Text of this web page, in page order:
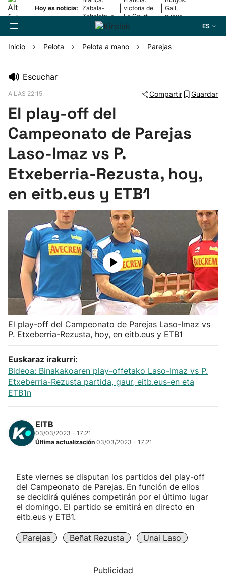
Hoy es noticia: Zabala-
Zabaleta, a
la final
victoria de
Le Court-
Pienaar
Gall,
nuevo
ES
Pelota
Remo
Ciclismo
Herri-kirolak
Balonmano
Kirolak 360
Atletismo
Más deportes
"Helmuga"
Inicio Pelota Pelota a mano Parejas
Escuchar
A LAS 22:15 Compartir Guardar
El play-off del
Campeonato de Parejas
Laso-Imaz vs P.
Etxeberria-Rezusta, hoy,
en eitb.eus y ETB1
El play-off del Campeonato de Parejas Laso-Imaz vs
P. Etxeberria-Rezusta, hoy, en eitb.eus y ETB1
Euskaraz irakurri:
Bideoa: Binakakoaren play-offetako Laso-Imaz vs P.
Etxeberria-Rezusta partida, gaur, eitb.eus-en eta
ETB1n
EITB
03/03/2023 - 17:21
Última actualización 03/03/2023 - 17:21
Este viernes se disputan los partidos del play-off
del Campeonato de Parejas. En función de ellos
se decidirá quiénes competirán por el último lugar
el domingo. El partido se emitirá en directo en
eitb.eus y ETB1.
Parejas Beñat Rezusta Unai Laso
Publicidad